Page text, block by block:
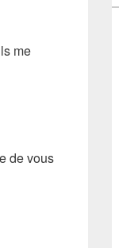
me
de vous